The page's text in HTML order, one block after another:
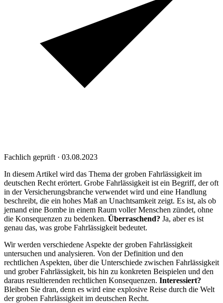
Fachlich geprüft · 03.08.2023
In diesem Artikel wird das Thema der groben Fahrlässigkeit im
deutschen Recht erörtert. Grobe Fahrlässigkeit ist ein Begriff, der oft
in der Versicherungsbranche verwendet wird und eine Handlung
beschreibt, die ein hohes Maß an Unachtsamkeit zeigt. Es ist, als ob
jemand eine Bombe in einem Raum voller Menschen zündet, ohne
die Konsequenzen zu bedenken. Überraschend? Ja, aber es ist
genau das, was grobe Fahrlässigkeit bedeutet.
Wir werden verschiedene Aspekte der groben Fahrlässigkeit
untersuchen und analysieren. Von der Definition und den
rechtlichen Aspekten, über die Unterschiede zwischen Fahrlässigkeit
und grober Fahrlässigkeit, bis hin zu konkreten Beispielen und den
daraus resultierenden rechtlichen Konsequenzen. Interessiert?
Bleiben Sie dran, denn es wird eine explosive Reise durch die Welt
der groben Fahrlässigkeit im deutschen Recht.